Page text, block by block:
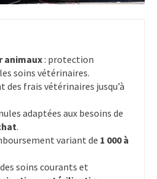
animaux: protection
soins vétérinaires.
des frais vétérinaires jusqu’à
adaptées aux besoins de
.
variant de 1 000 à
soins courants et